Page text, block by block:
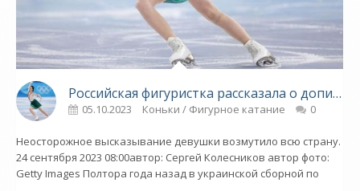
Российская фигуристка рассказала о допинге в сборной. И тут же перешла под флаг Украины - «Фигурное катание»
05.10.2023 Коньки / Фигурное катание 0
Неосторожное высказывание девушки возмутило всю страну.
24 сентября 2023 08:00автор: Сергей Колесников автор фото:
Getty Images Полтора года назад в украинской сборной по